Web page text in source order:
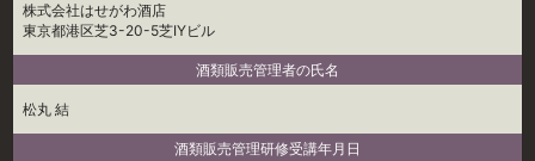
株式会社はせがわ酒店
東京都港区芝3-20-5芝IYビル
酒類販売管理者の氏名
松丸 結
酒類販売管理研修受講年月日